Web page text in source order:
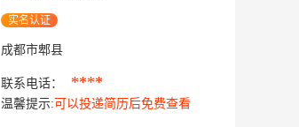
实名认证
成都市郫县
联系电话： ****
温馨提示: 可以投递简历后免费查看